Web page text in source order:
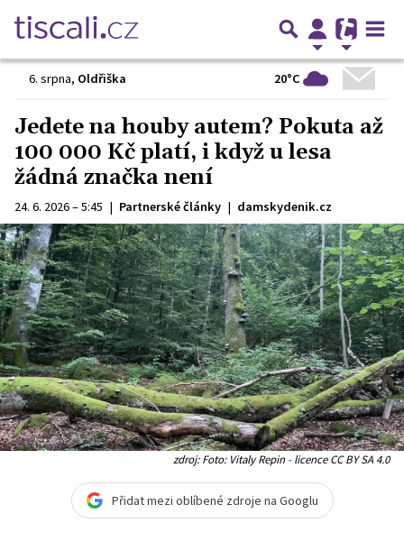
6. srpna, Oldřiška 20°C
Jedete na houby autem? Pokuta až
100 000 Kč platí, i když u lesa
žádná značka není
24. 6. 2026 – 5:45 | Partnerské články | damskydenik.cz
zdroj: Foto: Vitaly Repin - licence CC BY SA 4.0
Přidat mezi oblíbené zdroje na Googlu